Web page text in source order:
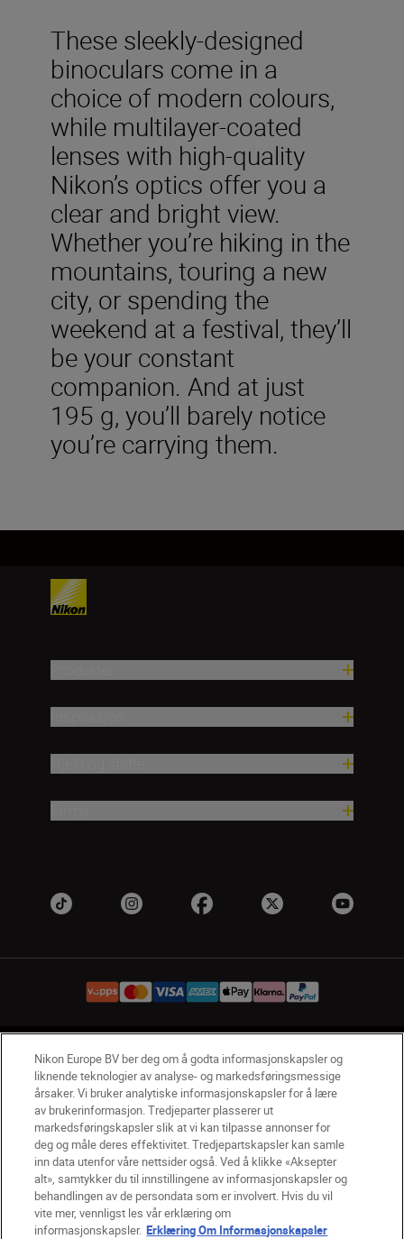
These sleekly-designed
binoculars come in a
choice of modern colours,
while multilayer-coated
lenses with high-quality
Nikon’s optics offer you a
clear and bright view.
Whether you’re hiking in the
mountains, touring a new
city, or spending the
weekend at a festival, they’ll
be your constant
companion. And at just
195 g, you’ll barely notice
you’re carrying them.
NO Nikon Sites
Kontakt oss Personvernerklæring
Bruksvilkår
Vilkår og betingelser for Nikon Store
Erklæring Om Informasjonskapsler
Tilgjengelighet
Innstillinger for informasjonskapsler
© 2026 Nikon
Back to top
Nikon Europe BV ber deg om å godta informasjonskapsler og
liknende teknologier av analyse- og markedsføringsmessige
årsaker. Vi bruker analytiske informasjonskapsler for å lære
av brukerinformasjon. Tredjeparter plasserer ut
markedsføringskapsler slik at vi kan tilpasse annonser for
deg og måle deres effektivitet. Tredjepartskapsler kan samle
inn data utenfor våre nettsider også. Ved å klikke «Aksepter
alt», samtykker du til innstillingene av informasjonskapsler og
behandlingen av de persondata som er involvert. Hvis du vil
vite mer, vennligst les vår erklæring om
informasjonskapsler. Erklæring Om Informasjonskapsler